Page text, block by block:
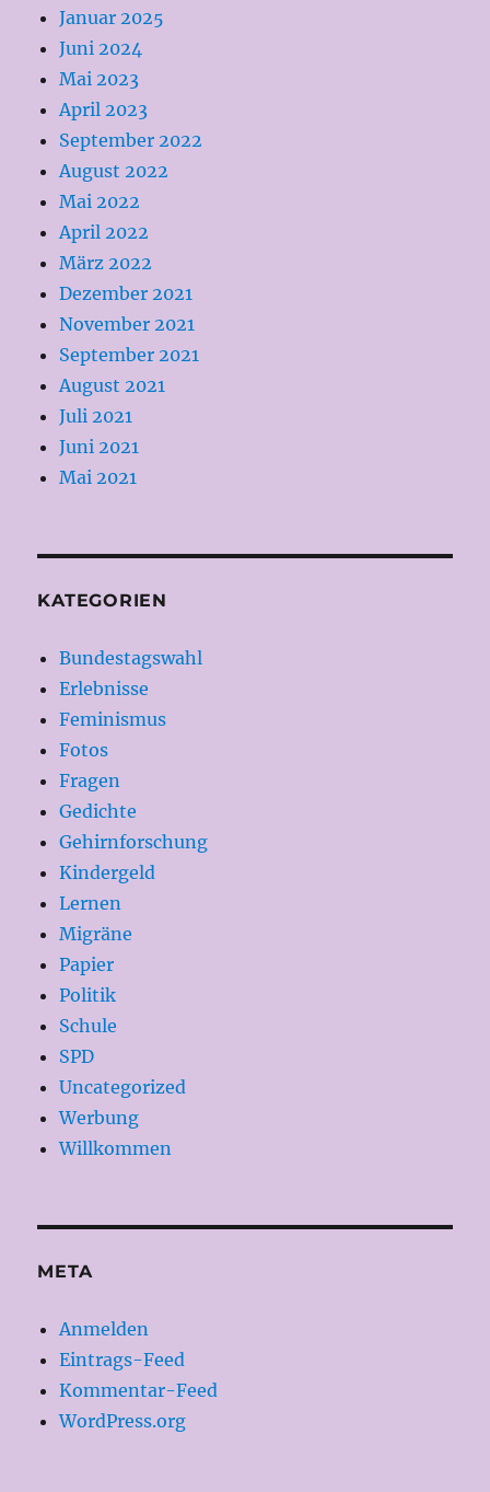
Januar 2025
Juni 2024
Mai 2023
April 2023
September 2022
August 2022
Mai 2022
April 2022
März 2022
Dezember 2021
November 2021
September 2021
August 2021
Juli 2021
Juni 2021
Mai 2021
KATEGORIEN
Bundestagswahl
Erlebnisse
Feminismus
Fotos
Fragen
Gedichte
Gehirnforschung
Kindergeld
Lernen
Migräne
Papier
Politik
Schule
SPD
Uncategorized
Werbung
Willkommen
META
Anmelden
Eintrags-Feed
Kommentar-Feed
WordPress.org